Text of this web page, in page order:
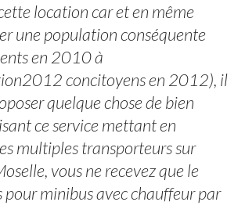
location car et en même
une population conséquente
en 2010 à
concitoyens en 2012), il
quelque chose de bien
ce service mettant en
multiples transporteurs sur
vous ne recevez que le
pour minibus avec chauffeur par